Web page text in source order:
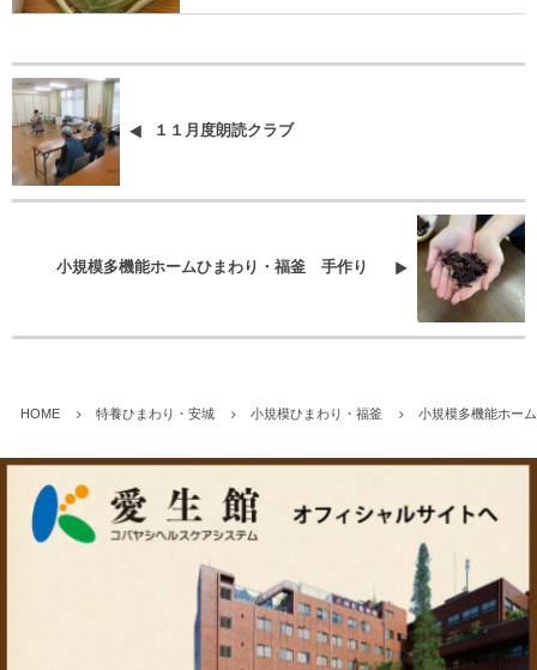
１１月度朗読クラブ
小規模多機能ホームひまわり・福釜 手作り
HOME 特養ひまわり・安城 小規模ひまわり・福釜 小規模多機能ホー